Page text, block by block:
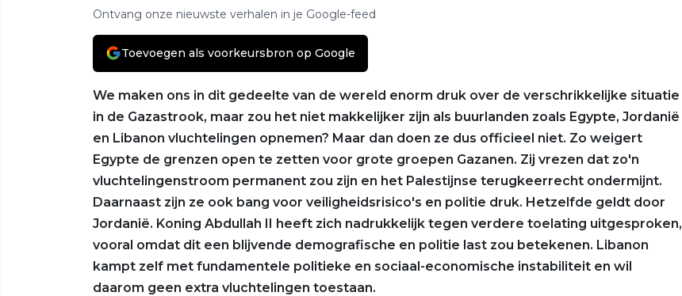
Ontvang onze nieuwste verhalen in je Google-feed
Toevoegen als voorkeursbron op Google
We maken ons in dit gedeelte van de wereld enorm druk over de verschrikkelijke situatie
in de Gazastrook, maar zou het niet makkelijker zijn als buurlanden zoals Egypte, Jordanië
en Libanon vluchtelingen opnemen? Maar dan doen ze dus officieel niet. Zo weigert
Egypte de grenzen open te zetten voor grote groepen Gazanen. Zij vrezen dat zo'n
vluchtelingenstroom permanent zou zijn en het Palestijnse terugkeerrecht ondermijnt.
Daarnaast zijn ze ook bang voor veiligheidsrisico's en politie druk. Hetzelfde geldt door
Jordanië. Koning Abdullah II heeft zich nadrukkelijk tegen verdere toelating uitgesproken,
vooral omdat dit een blijvende demografische en politie last zou betekenen. Libanon
kampt zelf met fundamentele politieke en sociaal-economische instabiliteit en wil
daarom geen extra vluchtelingen toestaan.